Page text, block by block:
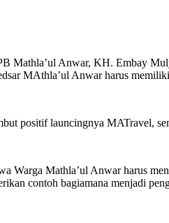
Mathla’ul Anwar, KH. Embay
MAthla’ul Anwar harus
positif launcingnya MATravel,
Warga Mathla’ul Anwar harus
contoh bagiamana menjadi